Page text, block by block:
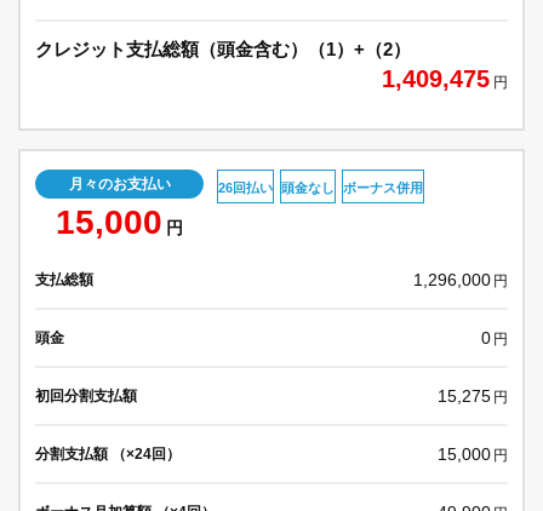
クレジット支払総額（頭金含む）（1）+（2）
1,409,475 円
月々のお支払い
15,000 円
26回払い 頭金なし ボーナス併用
支払総額 1,296,000 円
頭金 0 円
初回分割支払額 15,275 円
分割支払額 （×24回） 15,000 円